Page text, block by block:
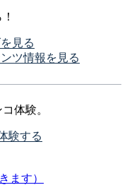
見る
ツ情報を見る
体験。
験する
ます）